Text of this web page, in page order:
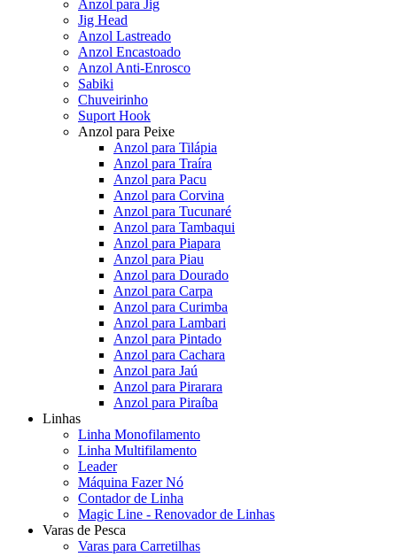
Anzol para Jig
Jig Head
Anzol Lastreado
Anzol Encastoado
Anzol Anti-Enrosco
Sabiki
Chuveirinho
Suport Hook
Anzol para Peixe
Anzol para Tilápia
Anzol para Traíra
Anzol para Pacu
Anzol para Corvina
Anzol para Tucunaré
Anzol para Tambaqui
Anzol para Piapara
Anzol para Piau
Anzol para Dourado
Anzol para Carpa
Anzol para Curimba
Anzol para Lambari
Anzol para Pintado
Anzol para Cachara
Anzol para Jaú
Anzol para Pirarara
Anzol para Piraíba
Linhas
Linha Monofilamento
Linha Multifilamento
Leader
Máquina Fazer Nó
Contador de Linha
Magic Line - Renovador de Linhas
Varas de Pesca
Varas para Carretilhas